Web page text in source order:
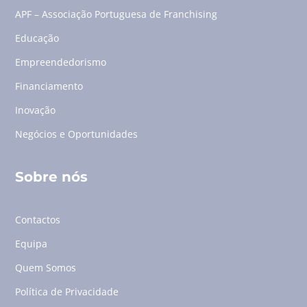
APF – Associação Portuguesa de Franchising
Educação
Empreendedorismo
Financiamento
Inovação
Negócios e Oportunidades
Sobre nós
Contactos
Equipa
Quem Somos
Política de Privacidade